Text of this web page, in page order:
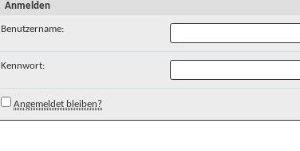
Anmelden
Benutzername:
Kennwort:
Angemeldet bleiben?